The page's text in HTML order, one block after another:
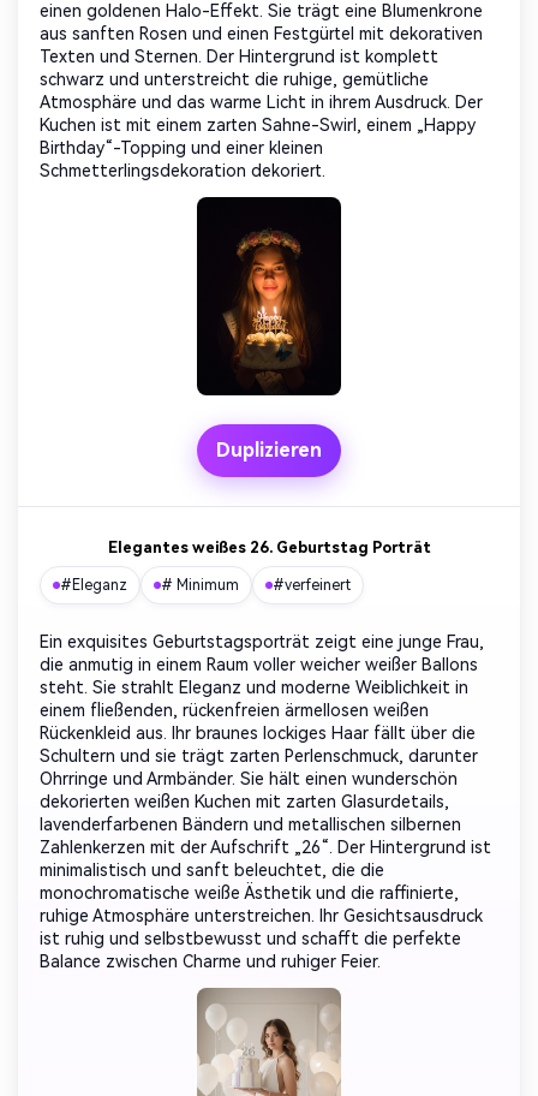
einen goldenen Halo-Effekt. Sie trägt eine Blumenkrone
aus sanften Rosen und einen Festgürtel mit dekorativen
Texten und Sternen. Der Hintergrund ist komplett
schwarz und unterstreicht die ruhige, gemütliche
Atmosphäre und das warme Licht in ihrem Ausdruck. Der
Kuchen ist mit einem zarten Sahne-Swirl, einem „Happy
Birthday“-Topping und einer kleinen
Schmetterlingsdekoration dekoriert.
Duplizieren
Elegantes weißes 26. Geburtstag Porträt
#Eleganz # Minimum #verfeinert
Ein exquisites Geburtstagsporträt zeigt eine junge Frau,
die anmutig in einem Raum voller weicher weißer Ballons
steht. Sie strahlt Eleganz und moderne Weiblichkeit in
einem fließenden, rückenfreien ärmellosen weißen
Rückenkleid aus. Ihr braunes lockiges Haar fällt über die
Schultern und sie trägt zarten Perlenschmuck, darunter
Ohrringe und Armbänder. Sie hält einen wunderschön
dekorierten weißen Kuchen mit zarten Glasurdetails,
lavenderfarbenen Bändern und metallischen silbernen
Zahlenkerzen mit der Aufschrift „26“. Der Hintergrund ist
minimalistisch und sanft beleuchtet, die die
monochromatische weiße Ästhetik und die raffinierte,
ruhige Atmosphäre unterstreichen. Ihr Gesichtsausdruck
ist ruhig und selbstbewusst und schafft die perfekte
Balance zwischen Charme und ruhiger Feier.